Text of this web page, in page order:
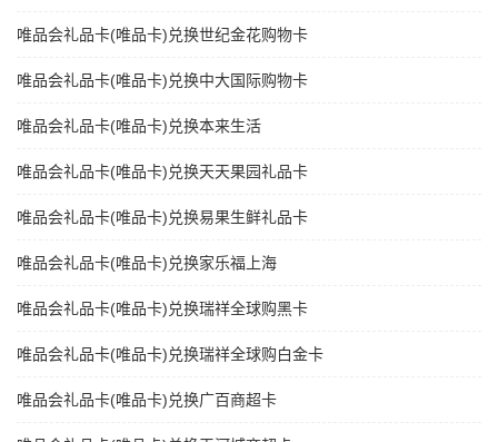
唯品会礼品卡(唯品卡)兑换世纪金花购物卡
唯品会礼品卡(唯品卡)兑换中大国际购物卡
唯品会礼品卡(唯品卡)兑换本来生活
唯品会礼品卡(唯品卡)兑换天天果园礼品卡
唯品会礼品卡(唯品卡)兑换易果生鲜礼品卡
唯品会礼品卡(唯品卡)兑换家乐福上海
唯品会礼品卡(唯品卡)兑换瑞祥全球购黑卡
唯品会礼品卡(唯品卡)兑换瑞祥全球购白金卡
唯品会礼品卡(唯品卡)兑换广百商超卡